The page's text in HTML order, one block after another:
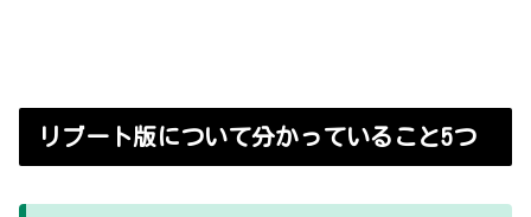
リブート版について分かっていること5つ